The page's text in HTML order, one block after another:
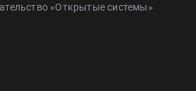
«Открытые системы»